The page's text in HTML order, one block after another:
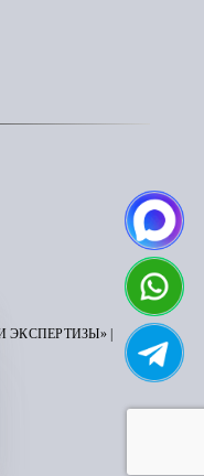
ЭКСПЕРТИЗЫ» |